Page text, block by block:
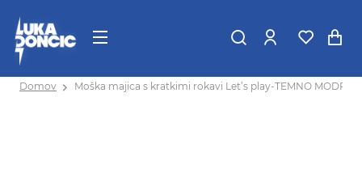
Domov Moška majica s kratkimi rokavi Let’s play-TEMNO MODRA-